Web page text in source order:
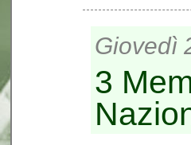
Giovedì
3